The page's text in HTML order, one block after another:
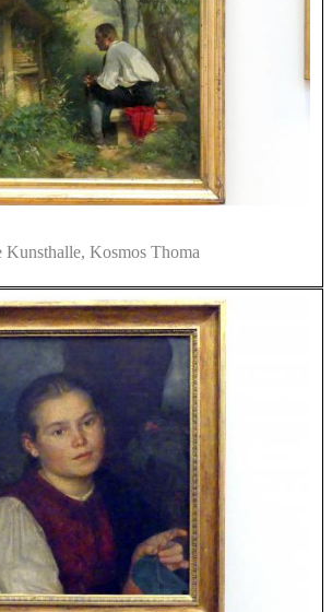
Kunsthalle, Kosmos Thoma